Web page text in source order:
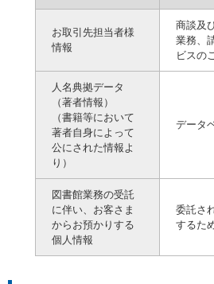
お取引先担当者様
情報
商談及
業務、
ビスの
人名典拠データ
（著者情報）
（書籍等において
著者自身によって
公にされた情報よ
り）
データ
図書館業務の受託
に伴い、お客さま
からお預かりする
個人情報
委託さ
するた